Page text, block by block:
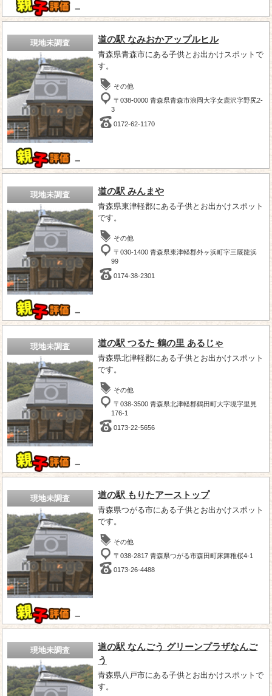
－
現地未調査
－
道の駅 なみおかアップルヒル
青森県青森市にある子供とお出かけスポットで
す。
その他
〒038-0000 青森県青森市浪岡大字女鹿沢字野尻2-
3
0172-62-1170
現地未調査
－
道の駅 みんまや
青森県東津軽郡にある子供とお出かけスポット
です。
その他
〒030-1400 青森県東津軽郡外ヶ浜町字三厩龍浜
99
0174-38-2301
現地未調査
－
道の駅 つるた 鶴の里 あるじゃ
青森県北津軽郡にある子供とお出かけスポット
です。
その他
〒038-3500 青森県北津軽郡鶴田町大字境字里見
176-1
0173-22-5656
現地未調査
－
道の駅 もりたアーストップ
青森県つがる市にある子供とお出かけスポット
です。
その他
〒038-2817 青森県つがる市森田町床舞稚桜4-1
0173-26-4488
現地未調査
道の駅 なんごう グリーンプラザなんご
う
青森県八戸市にある子供とお出かけスポットで
す。